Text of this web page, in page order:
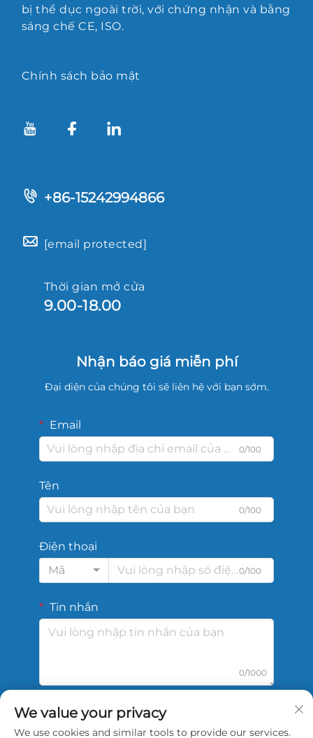
bị thể dục ngoài trời, với chứng nhận và bằng
sáng chế CE, ISO.
Chính sách bảo mật
+86-15242994866
[email protected]
Thời gian mở cửa
9.00-18.00
Nhận báo giá miễn phí
Đại diện của chúng tôi sẽ liên hệ với bạn sớm.
Email
0/100
Tên
0/100
Điện thoại
Mã
0/100
Tin nhắn
0/1000
Gửi
We value your privacy
We use cookies and similar tools to provide our services.